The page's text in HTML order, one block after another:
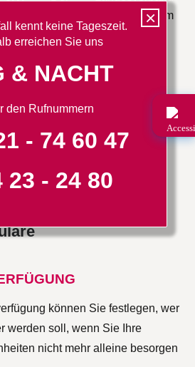
können Sie festlegen, wer
werden soll, wenn Sie Ihre
nicht mehr alleine besorgen
ist wiederum Mitglied im
Bestatter e.V.
×
kennt keine Tageszeit.
erreichen Sie uns
& NACHT
den Rufnummern
- 74 60 47
23 - 24 80